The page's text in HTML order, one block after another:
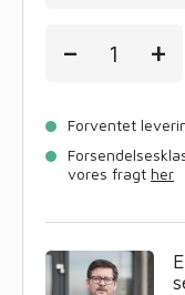
-
skarp
cm
hele
paller
+
Forventet
vores fragt her